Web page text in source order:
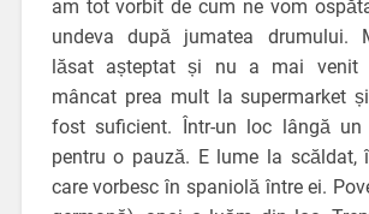
am tot vorbit de cum ne vom
undeva după jumatea drumului.
lăsat așteptat și nu a mai venit
mâncat prea mult la supermarket
fost suficient. Într-un loc lângă
pentru o pauză. E lume la scăldat,
care vorbesc în spaniolă între ei.